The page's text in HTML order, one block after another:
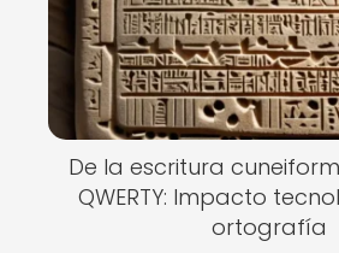
De la escritura
QWERTY: Impacto
ortografía